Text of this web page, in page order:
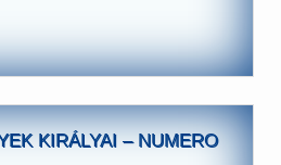
KIRÁLYAI – NUMERO